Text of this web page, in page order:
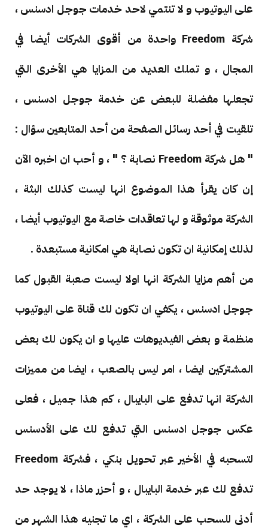
على اليوتيوب و لا تنتمي لاحد خدمات جوجل ادسنس ،
شركة Freedom واحدة من أقوى الشركات أيضا في
المجال ، و تملك العديد من المزايا هي الأخرى التي
تجعلها مفضلة للبعض عن خدمة جوجل ادسنس ،
تلقيت في أحد رسائل الصفحة من أحد المتابعين سؤال :
" هل شركة Freedom نصابة ؟ " ، و أحب ان اخبره الآن
إن كان يقرأ هذا الموضوع انها ليست كذلك البثة ،
الشركة موثوقة و لها تعاقدات خاصة مع اليوتيوب أيضا ،
لذلك إمكانية ان تكون نصابة هي امكانية مستبعدة .
من أهم مزايا الشركة انها اولا ليست صعبة القبول كما
جوجل ادسنس ، يكفي ان تكون لك قناة على اليوتيوب
منظمة و بعض الفيديوهات عليها و ان يكون لك بعض
المشتركين ايضا ، امر ليس بالصعب ، ايضا من مميزات
الشركة انها تدفع على البايبال ، كم هذا جميل ، فعلى
عكس جوجل ادسنس التي تدفع لك على الأدسنس
لتسحبه في الأخير عبر تحويل بنكي ، فشركة Freedom
تدفع لك عبر خدمة البايبال ، و أحزر ماذا ، لا يوجد حد
أدنى للسحب على الشركة ، اي ما تجنيه هذا الشهر من